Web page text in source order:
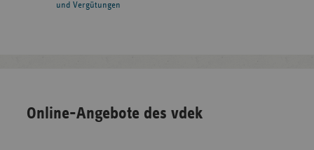
und Vergütungen
Online-Angebote des vdek